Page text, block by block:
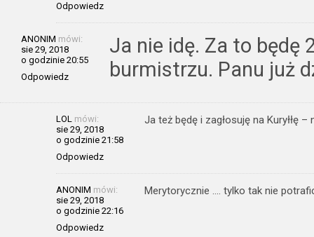
Odpowiedz
ANONIM mówi:
sie 29, 2018
o godzinie 20:55
Odpowiedz
Ja nie idę. Za to będę
burmistrzu. Panu już
LOL mówi:
sie 29, 2018
o godzinie 21:58
Odpowiedz
Ja też będę i zagłosuję na Kuryłłę –
ANONIM mówi:
sie 29, 2018
o godzinie 22:16
Odpowiedz
Merytorycznie …. tylko tak nie